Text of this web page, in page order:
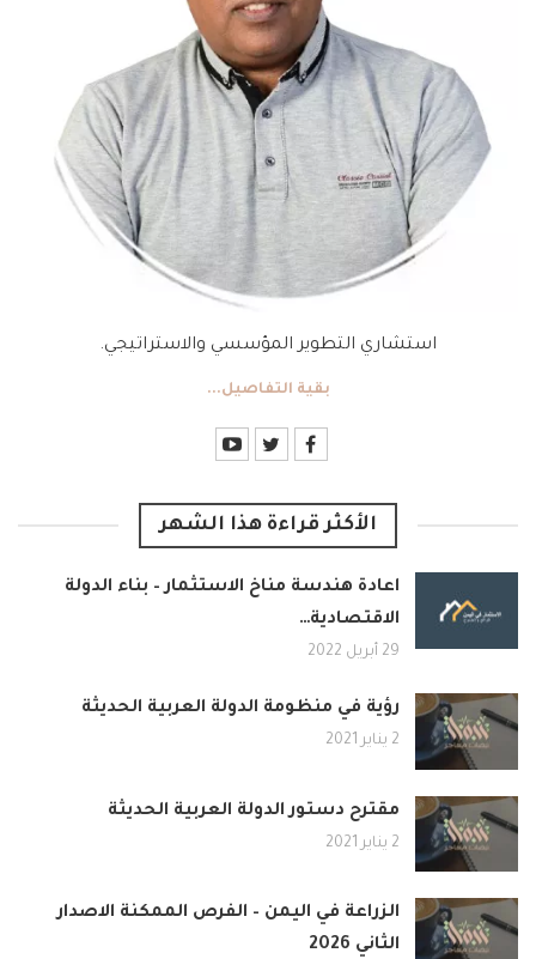
استشاري التطوير المؤسسي والاستراتيجي.
بقية التفاصيل...
الأكثر قراءة هذا الشهر
اعادة هندسة مناخ الاستثمار – بناء الدولة
الاقتصادية…
29 أبريل 2022
رؤية في منظومة الدولة العربية الحديثة
2 يناير 2021
مقترح دستور الدولة العربية الحديثة
2 يناير 2021
الزراعة في اليمن – الفرص الممكنة الاصدار
الثاني 2026